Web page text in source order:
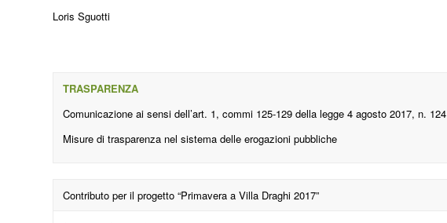
Loris Sguotti
TRASPARENZA
Comunicazione ai sensi dell’art. 1, commi 125-129 della legge 4 agosto 2017, n. 124
Misure di trasparenza nel sistema delle erogazioni pubbliche
Contributo per il progetto “Primavera a Villa Draghi 2017”